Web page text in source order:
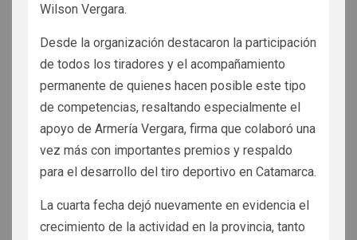
Wilson Vergara.
Desde la organización destacaron la participación
de todos los tiradores y el acompañamiento
permanente de quienes hacen posible este tipo
de competencias, resaltando especialmente el
apoyo de Armería Vergara, firma que colaboró una
vez más con importantes premios y respaldo
para el desarrollo del tiro deportivo en Catamarca.
La cuarta fecha dejó nuevamente en evidencia el
crecimiento de la actividad en la provincia, tanto